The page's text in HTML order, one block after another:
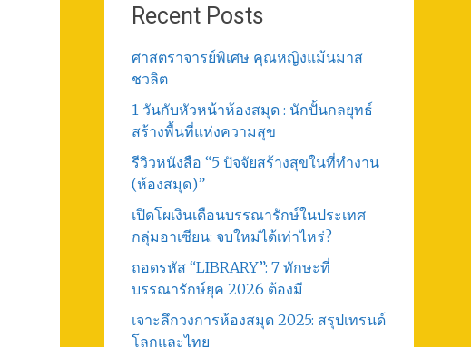
Recent Posts
ศาสตราจารย์พิเศษ คุณหญิงแม้นมาส
ชวลิต
1 วันกับหัวหน้าห้องสมุด : นักปั้นกลยุทธ์
สร้างพื้นที่แห่งความสุข
รีวิวหนังสือ “5 ปัจจัยสร้างสุขในที่ทำงาน
(ห้องสมุด)”
เปิดโผเงินเดือนบรรณารักษ์ในประเทศ
กลุ่มอาเซียน: จบใหม่ได้เท่าไหร่?
ถอดรหัส “LIBRARY”: 7 ทักษะที่
บรรณารักษ์ยุค 2026 ต้องมี
เจาะลึกวงการห้องสมุด 2025: สรุปเทรนด์
โลกและไทย